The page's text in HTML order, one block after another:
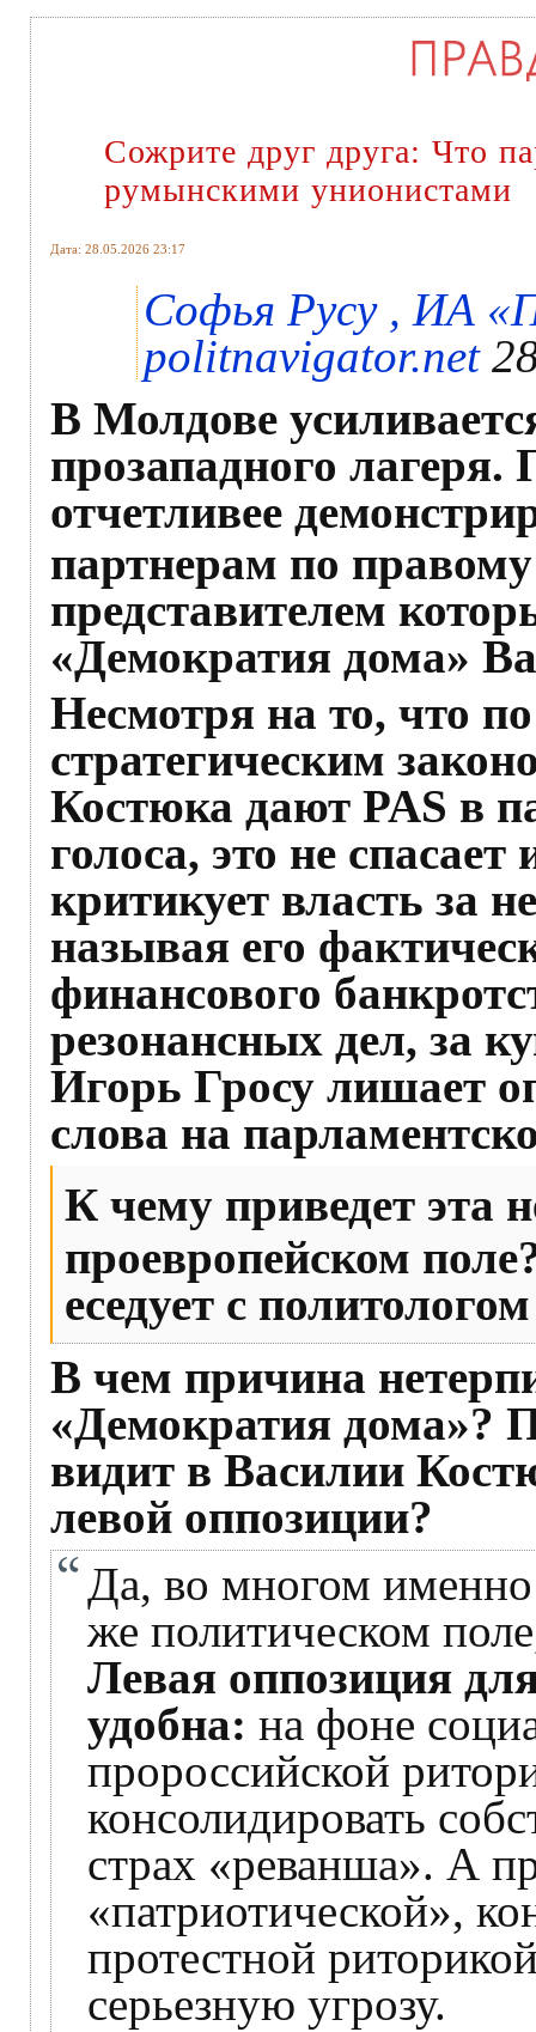
Сожрите друг друга: Что
румынскими унионистами
Дата: 28.05.2026 23:17
Софья Русу , ИА
politnavigator.net
В Молдове
прозападного
отчетливее
партнерам по
представителем
«Демократия дома»
Несмотря на то, что
стратегическим
Костюка дают PAS в
голоса, это не
критикует власть за
называя его
финансового
резонансных дел, за
Игорь Гросу лишает
слова на
К чему приведет эта
проевропейском
еседует с
В чем причина
«Демократия дома»?
видит в Василии
левой оппозиции?
Да, во многом именно
же политическом
Левая оппозиция
удобна: на фоне
пророссийской
консолидировать
страх «реванша». А
«патриотической»,
протестной
серьезную угрозу.